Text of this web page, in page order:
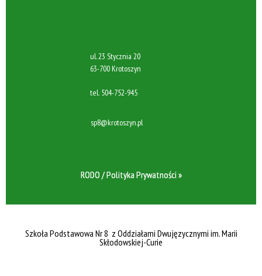
ul. 23 Stycznia 20
63-700 Krotoszyn
tel. 504-752-945
sp8@krotoszyn.pl
RODO / Polityka Prywatności »
Szkoła Podstawowa Nr 8 z Oddziałami Dwujęzycznymi im. Marii
Skłodowskiej-Curie